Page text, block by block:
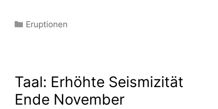
Kategorien
Eruptionen
Taal: Erhöhte Seismizität
Ende November